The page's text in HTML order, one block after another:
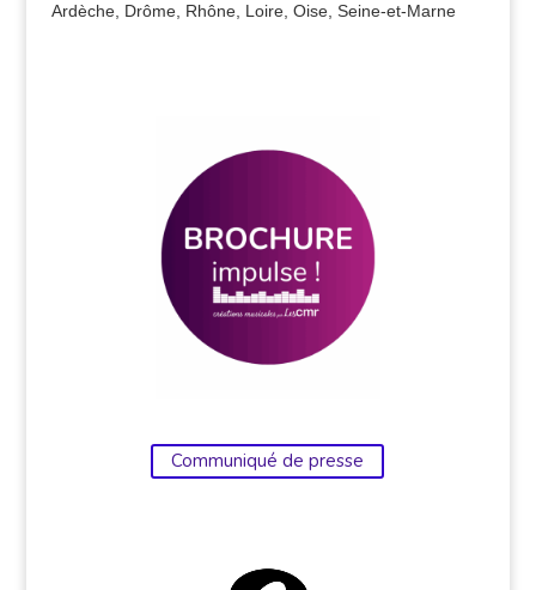
Ardèche, Drôme, Rhône, Loire, Oise, Seine-et-Marne
Communiqué de presse